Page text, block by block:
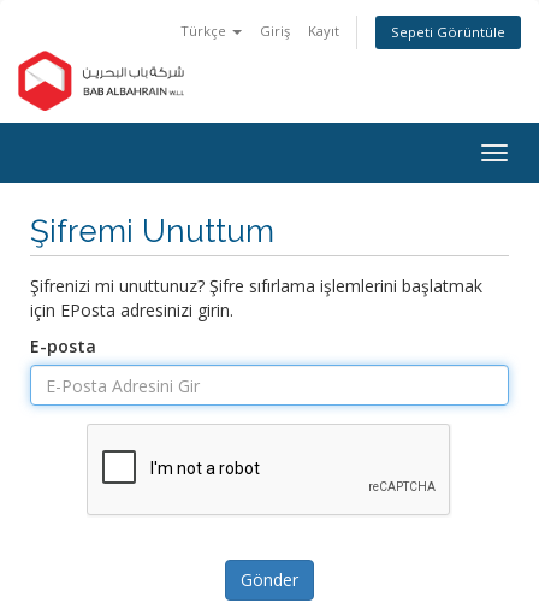
Türkçe Giriş Kayıt Sepeti Görüntüle
Şifremi Unuttum
Şifrenizi mi unuttunuz? Şifre sıfırlama işlemlerini başlatmak
için EPosta adresinizi girin.
E-posta
Gönder